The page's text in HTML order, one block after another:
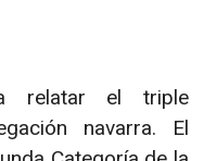
relatar el triple
navarra. El